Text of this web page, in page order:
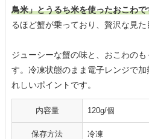
鳥米」とうるち米を使ったおこわで
るほど蟹が乗っており、贅沢な見た
ジューシーな蟹の味と、おこわの
す。冷凍状態のまま電子レンジで
れしいポイントです。
内容量 120g/個
保存方法 冷凍